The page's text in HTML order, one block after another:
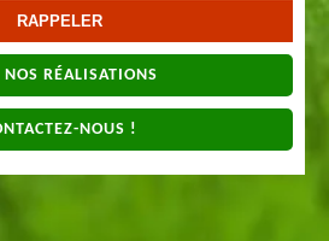
RÉALISATIONS
NOUS !